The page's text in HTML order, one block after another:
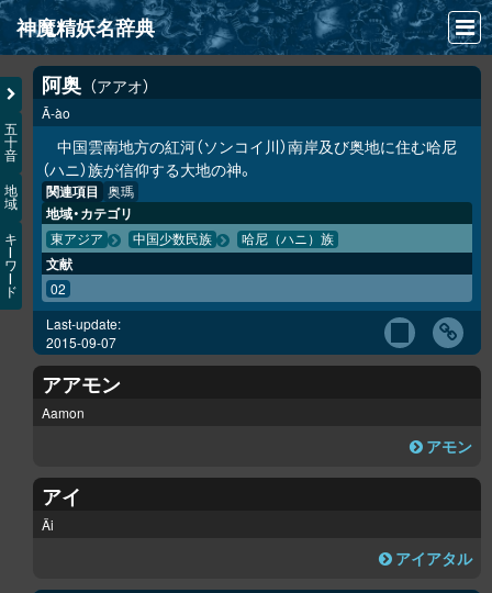
神魔精妖名辞典
NEWS
INFO
文献
検索
凖項目
画像資料便覧
LINK
五
十
音
地
域
キ
ワ
ド
阿奥 アアオ
Ā-ào
中国雲南地方の紅河（ソンコイ川）南岸及び奥地に住む哈尼
（ハニ）族が信仰する大地の神。
関連項目 奥瑪
地域・カテゴリ
東アジア 中国少数民族 哈尼（ハニ）族
文献
02
Last-update:
2015-09-07
アアモン
Aamon
アモン
アイ
Äi
アイアタル